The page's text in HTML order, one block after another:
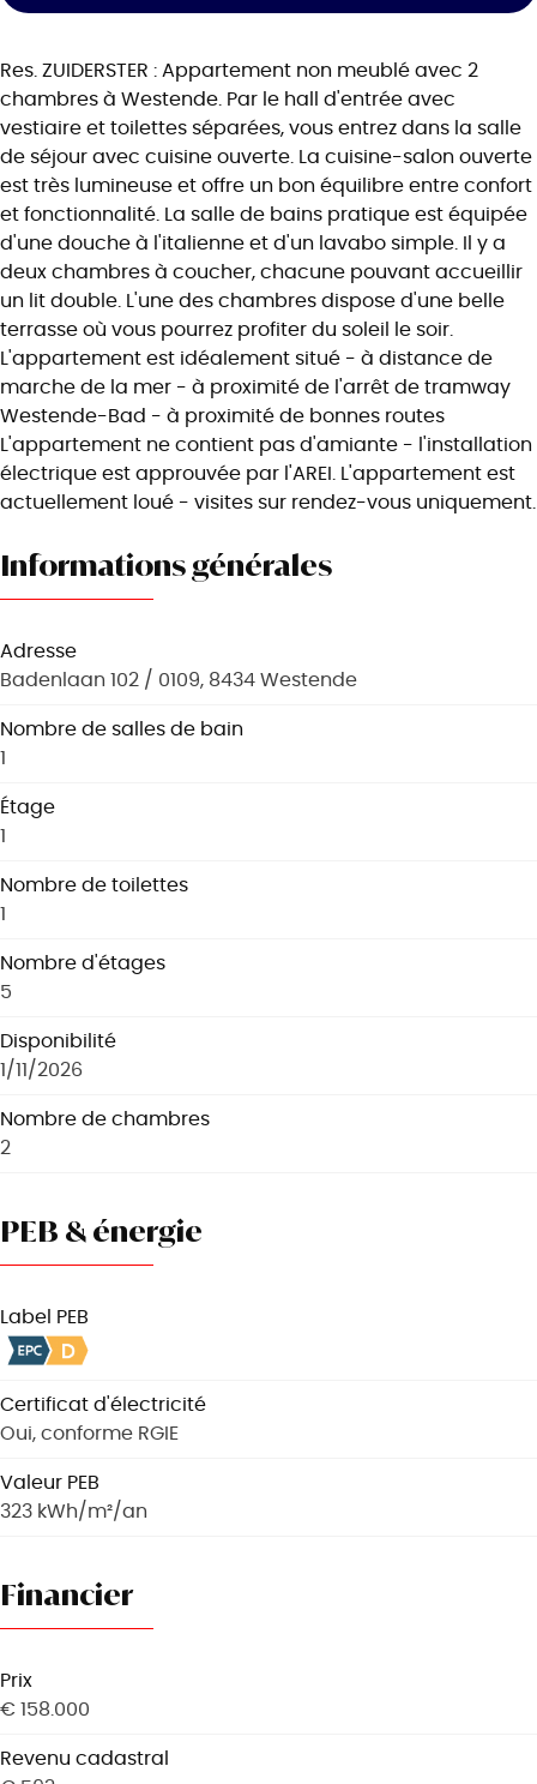
Res. ZUIDERSTER : Appartement non meublé avec 2
chambres à Westende. Par le hall d'entrée avec
vestiaire et toilettes séparées, vous entrez dans la salle
de séjour avec cuisine ouverte. La cuisine-salon ouverte
est très lumineuse et offre un bon équilibre entre confort
et fonctionnalité. La salle de bains pratique est équipée
d'une douche à l'italienne et d'un lavabo simple. Il y a
deux chambres à coucher, chacune pouvant accueillir
un lit double. L'une des chambres dispose d'une belle
terrasse où vous pourrez profiter du soleil le soir.
L'appartement est idéalement situé - à distance de
marche de la mer - à proximité de l'arrêt de tramway
Westende-Bad - à proximité de bonnes routes
L'appartement ne contient pas d'amiante - l'installation
électrique est approuvée par l'AREI. L'appartement est
actuellement loué - visites sur rendez-vous uniquement.
Informations générales
Adresse
Badenlaan 102 / 0109, 8434 Westende
Nombre de salles de bain
1
Étage
1
Nombre de toilettes
1
Nombre d'étages
5
Disponibilité
1/11/2026
Nombre de chambres
2
PEB & énergie
Label PEB
Certificat d'électricité
Oui, conforme RGIE
Valeur PEB
323 kWh/m²/an
Financier
Prix
€ 158.000
Revenu cadastral